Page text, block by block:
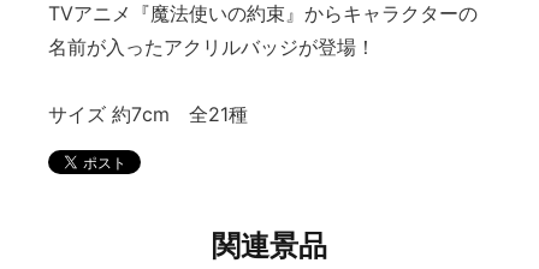
TVアニメ『魔法使いの約束』からキャラクターの
名前が入ったアクリルバッジが登場！
サイズ 約7cm 全21種
関連景品